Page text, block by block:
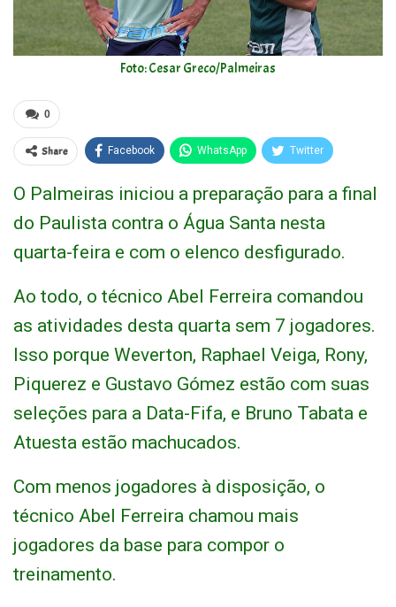
Foto: Cesar Greco/Palmeiras
0
Share Facebook WhatsApp Twitter
O Palmeiras iniciou a preparação para a final
do Paulista contra o Água Santa nesta
quarta-feira e com o elenco desfigurado.
Ao todo, o técnico Abel Ferreira comandou
as atividades desta quarta sem 7 jogadores.
Isso porque Weverton, Raphael Veiga, Rony,
Piquerez e Gustavo Gómez estão com suas
seleções para a Data-Fifa, e Bruno Tabata e
Atuesta estão machucados.
Com menos jogadores à disposição, o
técnico Abel Ferreira chamou mais
jogadores da base para compor o
treinamento.